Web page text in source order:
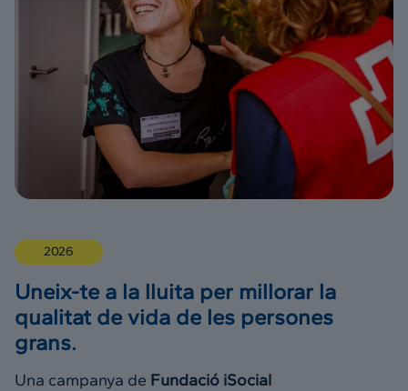
2026
Uneix-te a la lluita per millorar la
qualitat de vida de les persones
grans.
Una campanya de Fundació iSocial